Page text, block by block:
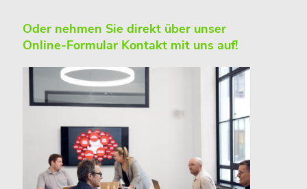
Oder nehmen Sie direkt über unser
Online-Formular Kontakt mit uns auf!